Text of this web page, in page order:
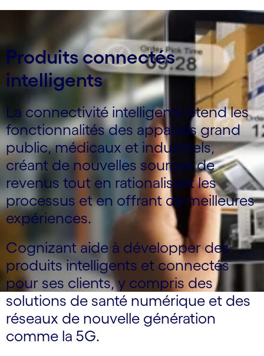
Produits connectés
intelligents
La connectivité intelligente étend les
fonctionnalités des appareils grand
public, médicaux et industriels,
créant de nouvelles sources de
revenus tout en rationalisant les
processus et en offrant de meilleures
expériences.
Cognizant aide à développer des
produits intelligents et connectés
pour ses clients, y compris des
solutions de santé numérique et des
réseaux de nouvelle génération
comme la 5G.